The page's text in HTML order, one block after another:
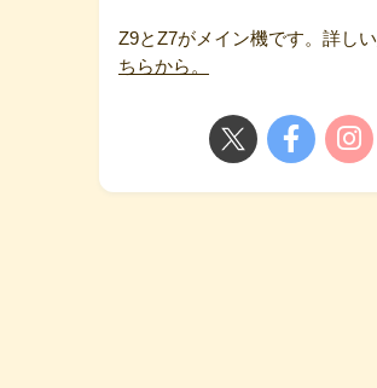
Z9とZ7がメイン機です。詳しい
ちらから。